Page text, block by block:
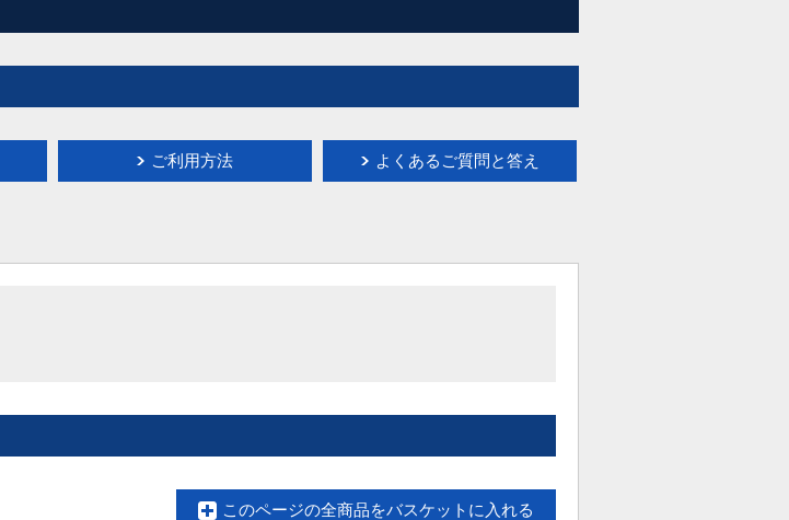
ご利用方法 よくあるご質問と答え
このページの全商品をバスケットに入れる